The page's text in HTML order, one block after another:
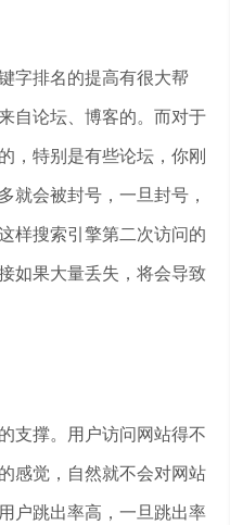
字排名的提高有很大帮
自论坛、博客的。而对于
，特别是有些论坛，你刚
就会被封号，一旦封号，
样搜索引擎第二次访问的
如果大量丢失，将会导致
支撑。用户访问网站得不
感觉，自然就不会对网站
户跳出率高，一旦跳出率